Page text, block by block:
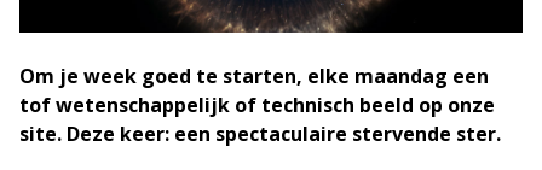
Om je week goed te starten, elke maandag een
tof wetenschappelijk of technisch beeld op onze
site. Deze keer: een spectaculaire stervende ster.